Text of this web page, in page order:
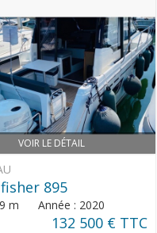
VOIR LE DÉTAIL
895
m Année : 2020
132 500 € TTC